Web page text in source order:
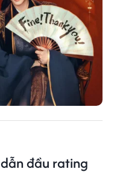
đầu rating